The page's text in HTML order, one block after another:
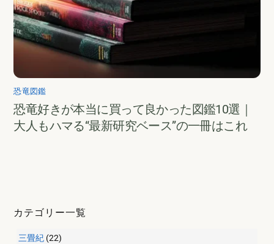
恐竜図鑑
恐竜好きが本当に買って良かった図鑑10選｜
大人もハマる“最新研究ベース”の一冊はこれ
カテゴリー一覧
三畳紀 (22)